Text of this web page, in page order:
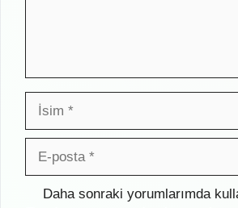
İsim
posta
İnternet
Daha sonraki yorumlarımda